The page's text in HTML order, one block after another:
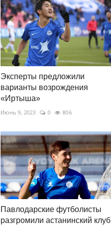
Эксперты предложили
варианты возрождения
«Иртыша»
Июнь 9, 2023 0 806
Павлодарские футболисты
разгромили астанинский клуб